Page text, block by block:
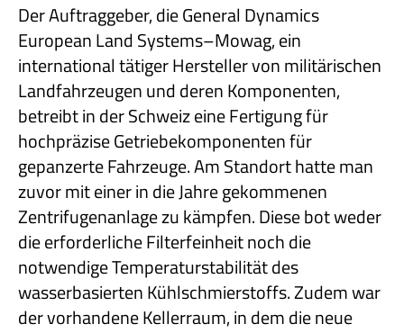
Der Auftraggeber, die General Dynamics
European Land Systems–Mowag, ein
international tätiger Hersteller von militärischen
Landfahrzeugen und deren Komponenten,
betreibt in der Schweiz eine Fertigung für
hochpräzise Getriebekomponenten für
gepanzerte Fahrzeuge. Am Standort hatte man
zuvor mit einer in die Jahre gekommenen
Zentrifugenanlage zu kämpfen. Diese bot weder
die erforderliche Filterfeinheit noch die
notwendige Temperaturstabilität des
wasserbasierten Kühlschmierstoffs. Zudem war
der vorhandene Kellerraum, in dem die neue